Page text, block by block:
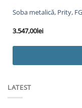
Soba metalică, Prity,
3.547,00lei
LATEST